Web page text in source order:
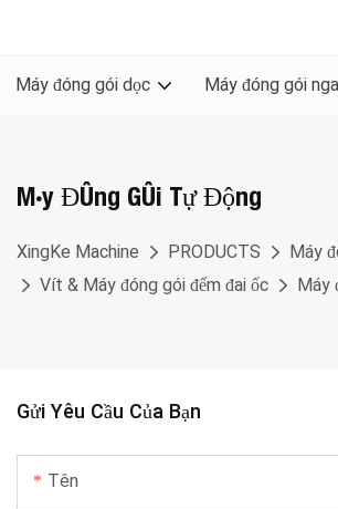
Máy đóng gói dọc Máy đóng gói
Máy Đóng Gói Tự Động
XingKe Machine PRODUCTS
Máy
Vít & Máy đóng gói đếm đai ốc
Máy
Gửi Yêu Cầu Của Bạn
Tên